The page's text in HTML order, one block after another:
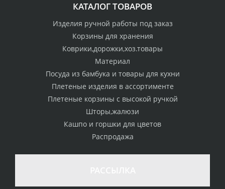
КАТАЛОГ ТОВАРОВ
Изделия ручной работы под заказ
Корзины для хранения
Коврики,дорожки,хоз.товары
Материал
Посуда из бамбука и товары для кухни
Плетеные изделия в ассортименте
Плетеные корзины с высокой ручкой
Шторы,жалюзи
Кашпо и горшки для цветов
Распродажа